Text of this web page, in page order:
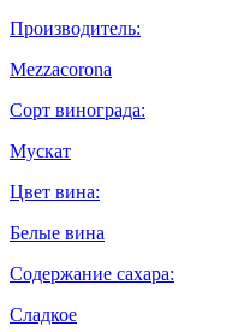
Производитель:
Mezzacorona
Сорт винограда:
Мускат
Цвет вина:
Белые вина
Содержание сахара:
Сладкое